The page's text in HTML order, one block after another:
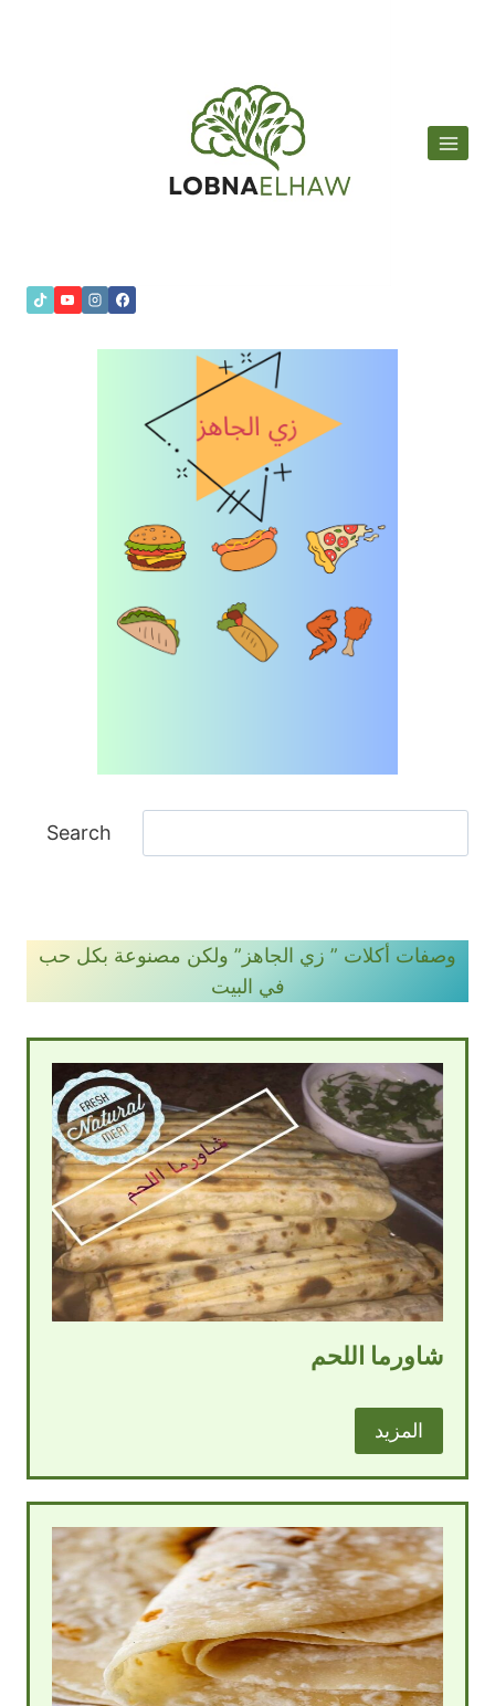
ل
ث
Search
وصفات أكلات ” زي الجاهز” ولكن مصنوعة بكل حب
في البيت
شاورما اللحم
المزيد